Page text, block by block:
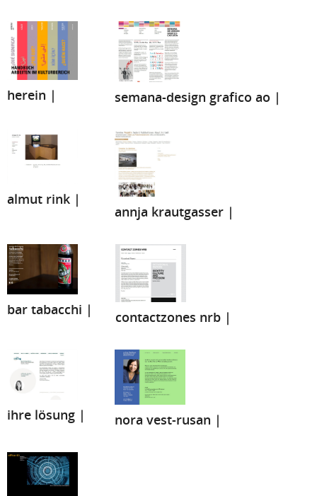
herein | semana-design grafico ao |
almut rink |
annja krautgasser |
bar tabacchi | contactzones nrb |
ihre lösung | nora vest-rusan |